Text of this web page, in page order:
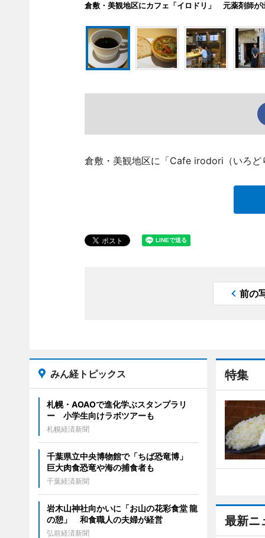
倉敷・美観地区にカフェ「イロドリ」 元薬剤師が
倉敷・美観地区に「Cafe irodori（いろど
前の
特集
最新ニ
みん経トピックス
札幌・AOAOで進化学ぶスタンプラリ
ー 小学生向けラボツアーも
札幌経済新聞
千葉県立中央博物館で「ちば恐竜博」
巨大肉食恐竜や海の捕食者も
千葉経済新聞
岩木山神社向かいに「お山の花彩食堂 龍
の憩」 和食職人の夫婦が経営
弘前経済新聞